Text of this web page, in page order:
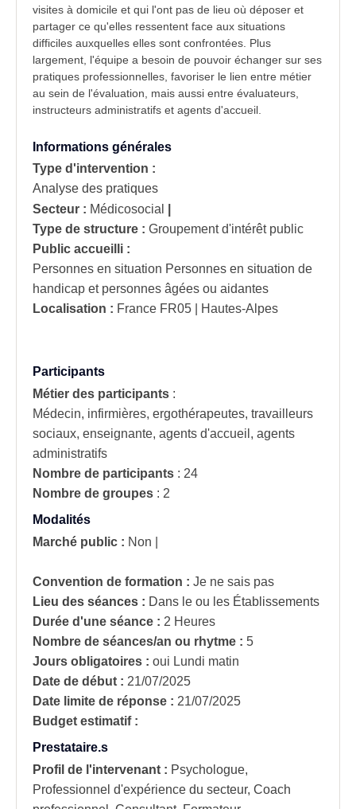
visites à domicile et qui l'ont pas de lieu où déposer et
partager ce qu'elles ressentent face aux situations
difficiles auxquelles elles sont confrontées. Plus
largement, l'équipe a besoin de pouvoir échanger sur ses
pratiques professionnelles, favoriser le lien entre métier
au sein de l'évaluation, mais aussi entre évaluateurs,
instructeurs administratifs et agents d'accueil.
Informations générales
Type d'intervention :
Analyse des pratiques
Secteur : Médicosocial
Type de structure : Groupement d'intérêt public
Public accueilli :
Personnes en situation Personnes en situation de
handicap et personnes âgées ou aidantes
Localisation : France FR05 | Hautes-Alpes
Participants
Métier des participants :
Médecin, infirmières, ergothérapeutes, travailleurs
sociaux, enseignante, agents d'accueil, agents
administratifs
Nombre de participants : 24
Nombre de groupes : 2
Modalités
Marché public : Non
Convention de formation : Je ne sais pas
Lieu des séances : Dans le ou les Établissements
Durée d'une séance : 2 Heures
Nombre de séances/an ou rhytme : 5
Jours obligatoires : oui Lundi matin
Date de début : 21/07/2025
Date limite de réponse : 21/07/2025
Budget estimatif :
Prestataire.s
Profil de l'intervenant : Psychologue,
Professionnel d'expérience du secteur, Coach